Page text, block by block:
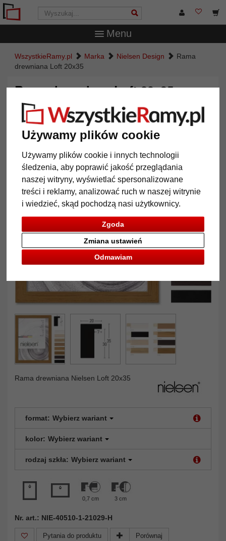
Używamy plików cookie
Używamy plików cookie i innych technologii
śledzenia, aby poprawić jakość przeglądania
naszej witryny, wyświetlać spersonalizowane
treści i reklamy, analizować ruch w naszej witrynie
i wiedzieć, skąd pochodzą nasi użytkownicy.
Zgoda
Odmawiam
Zmiana ustawień
Menu
WszystkieRamy.pl Marka Nielsen Design
Rama
drewniana Loft 20x35
Rama drewniana Loft 20x35
Rama drewniana Nielsen Loft 20x35
format: Wybierz wariant
kolor: Wybierz wariant
rodzaj szkła: Wybierz wariant
0,7 cm 3 cm
Nr. art.: NIE-40510-1-21029-H
Pytania do produktu Porównaj